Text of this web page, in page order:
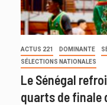
ACTUS 221 DOMINANTE
SÉLECTIONS NATIONALES
Le Sénégal
quarts de finale